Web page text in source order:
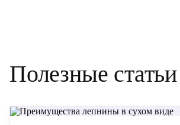
Полезные статьи